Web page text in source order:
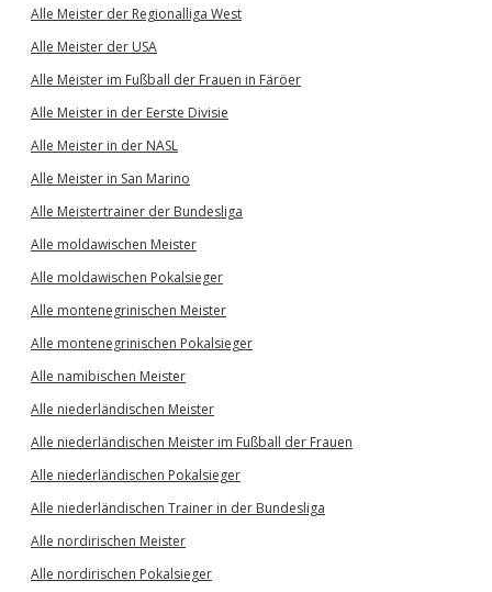
Alle Meister der Regionalliga West
Alle Meister der USA
Alle Meister im Fußball der Frauen in Färöer
Alle Meister in der Eerste Divisie
Alle Meister in der NASL
Alle Meister in San Marino
Alle Meistertrainer der Bundesliga
Alle moldawischen Meister
Alle moldawischen Pokalsieger
Alle montenegrinischen Meister
Alle montenegrinischen Pokalsieger
Alle namibischen Meister
Alle niederländischen Meister
Alle niederländischen Meister im Fußball der Frauen
Alle niederländischen Pokalsieger
Alle niederländischen Trainer in der Bundesliga
Alle nordirischen Meister
Alle nordirischen Pokalsieger